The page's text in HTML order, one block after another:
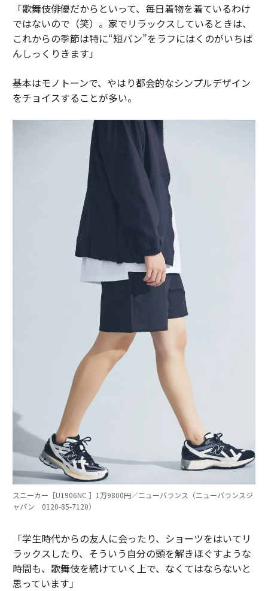
「歌舞伎俳優だからといって、毎日着物を着ているわけ
ではないので（笑）。家でリラックスしているときは、
これからの季節は特に“短パン”をラフにはくのがいちば
んしっくりきます」
基本はモノトーンで、やはり都会的なシンプルデザイン
をチョイスすることが多い。
スニーカー［U1906NC ］1万9800円／ニューバランス（ニューバランスジ
ャパン 0120-85-7120）
「学生時代からの友人に会ったり、ショーツをはいてリ
ラックスしたり、そういう自分の頭を解きほぐすような
時間も、歌舞伎を続けていく上で、なくてはならないと
思っています」